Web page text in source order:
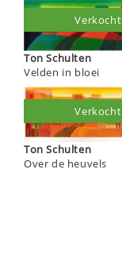
Ton Schulten
Velden in bloei
Verkocht
Ton Schulten
Over de heuvels
Verkocht